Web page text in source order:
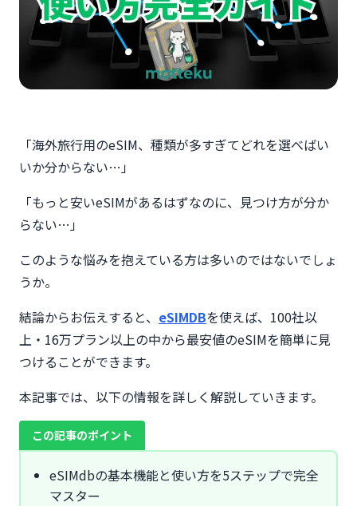
「海外旅行用のeSIM、種類が多すぎてどれを選べばい
いか分からない…」
「もっと安いeSIMがあるはずなのに、見つけ方が分か
らない…」
このような悩みを抱えている方は多いのではないでしょ
うか。
結論からお伝えすると、 eSIMDBを使えば、100社以
上・16万プラン以上の中から最安値のeSIMを簡単に見
つけることができます。
本記事では、以下の情報を詳しく解説していきます。
この記事のポイント
eSIMdbの基本機能と使い方を5ステップで完全
マスター